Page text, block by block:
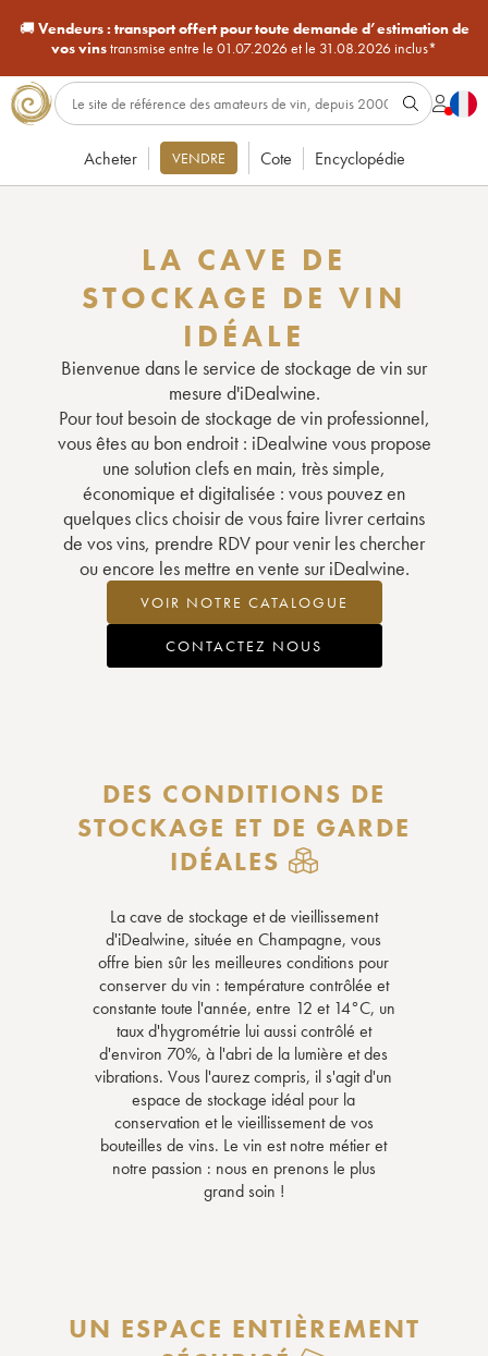
🚚Vendeurs : transport offert pour toute demande d’estimation de
vos vinstransmise entre le 01.07.2026 et le 31.08.2026 inclus*
Acheter VENDRE Cote Encyclopédie
LA CAVE DE
STOCKAGE DE VIN
IDÉALE
Bienvenue dans le service de stockage de vin sur
mesure d'iDealwine.
Pour tout besoin de stockage de vin professionnel,
vous êtes au bon endroit : iDealwine vous propose
une solution clefs en main, très simple,
économique et digitalisée : vous pouvez en
quelques clics choisir de vous faire livrer certains
de vos vins, prendre RDV pour venir les chercher
ou encore les mettre en vente sur iDealwine.
VOIR NOTRE CATALOGUE
CONTACTEZ NOUS
DES CONDITIONS DE
STOCKAGE ET DE GARDE
IDÉALES
La cave de stockage et de vieillissement
d'iDealwine, située en Champagne, vous
offre bien sûr les meilleures conditions pour
conserver du vin : température contrôlée et
constante toute l'année, entre 12 et 14°C, un
taux d'hygrométrie lui aussi contrôlé et
d'environ 70%, à l'abri de la lumière et des
vibrations. Vous l'aurez compris, il s'agit d'un
espace de stockage idéal pour la
conservation et le vieillissement de vos
bouteilles de vins. Le vin est notre métier et
notre passion : nous en prenons le plus
grand soin !
UN ESPACE ENTIÈREMENT